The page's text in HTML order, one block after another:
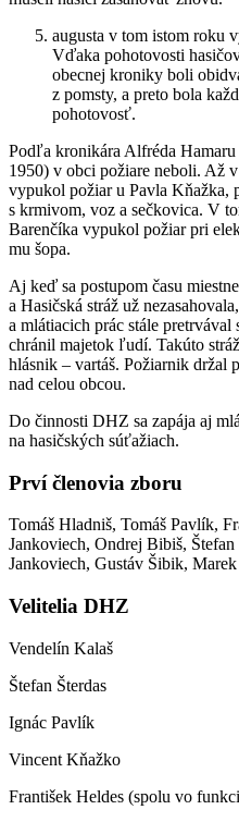
augusta v tom istom roku
Vďaka pohotovosti
obecnej kroniky boli
z pomsty, a preto bola
pohotovosť.
Podľa kronikára Alfréda
1950) v obci požiare neboli. Až
vypukol požiar u Pavla Kňažka,
s krmivom, voz a sečkovica. V
Barenčíka vypukol požiar pri
mu šopa.
Aj keď sa postupom času
a Hasičská stráž už
a mlátiacich prác stále pretrvával
chránil majetok ľudí. Takúto
hlásnik – vartáš. Požiarnik držal
nad celou obcou.
Do činnosti DHZ sa zapája aj
na hasičských súťažiach.
Prví členovia zboru
Tomáš Hladniš, Tomáš Pavlík,
Jankoviech, Ondrej Bibiš,
Jankoviech, Gustáv Šibik,
Velitelia DHZ
Vendelín Kalaš
Štefan Šterdas
Ignác Pavlík
Vincent Kňažko
František Heldes (spolu vo